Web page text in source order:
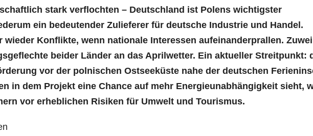
stark verflochten – Deutschland ist Polens wichtigster
ein bedeutender Zulieferer für deutsche Industrie und Handel.
wieder Konflikte, wenn nationale Interessen aufeinanderprallen.
beider Länder an das Aprilwetter. Ein aktueller Streitpunkt:
vor der polnischen Ostseeküste nahe der deutschen
in dem Projekt eine Chance auf mehr Energieunabhängigkeit sieht,
vor erheblichen Risiken für Umwelt und Tourismus.